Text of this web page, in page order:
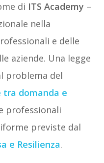
di ITS Academy –
nella
e delle
aziende. Una legge
problema del
tra domanda e
professionali
previste dal
e Resilienza.